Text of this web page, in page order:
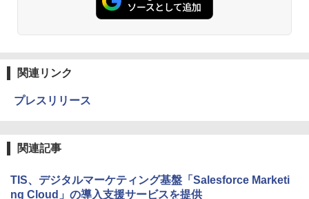
関連リンク
プレスリリース
関連記事
TIS、デジタルマーケティング基盤「Salesforce Marketi
ng Cloud」の導入支援サービスを提供